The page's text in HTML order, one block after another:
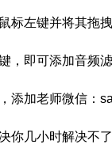
标左键并将其拖
，即可添加音频滤
添加老师微信：
你几小时解决不了